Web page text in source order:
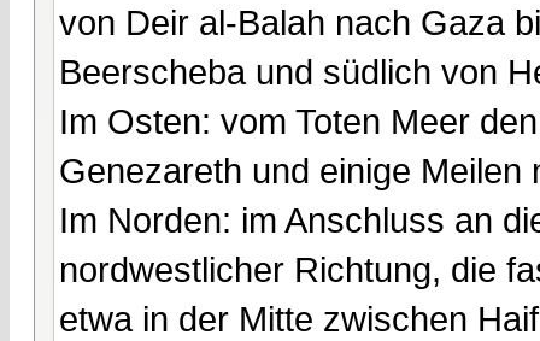
von Deir al-Balah nach Gaza
Beerscheba und südlich von
Im Osten: vom Toten Meer
Genezareth und einige Meilen
Im Norden: im Anschluss an
nordwestlicher Richtung, die
etwa in der Mitte zwischen